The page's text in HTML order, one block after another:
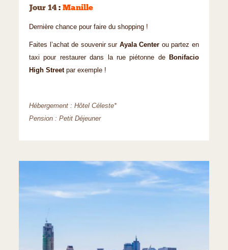
Jour 14 : Manille
Dernière chance pour faire du shopping !
Faites l’achat de souvenir sur Ayala Center ou partez en
taxi pour restaurer dans la rue piétonne de
Bonifacio
High Streetpar exemple !
Hébergement : Hôtel Céleste*
Pension : Petit Déjeuner